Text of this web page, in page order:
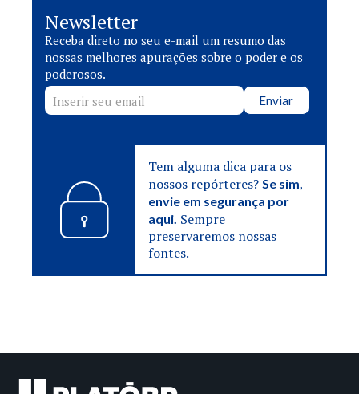
Newsletter
Receba direto no seu e-mail um resumo das
nossas melhores apurações sobre o poder e os
poderosos.
Enviar
Tem alguma dica para os
nossos repórteres?Se sim,
envie em segurança por
aqui. Sempre
preservaremos nossas
fontes.